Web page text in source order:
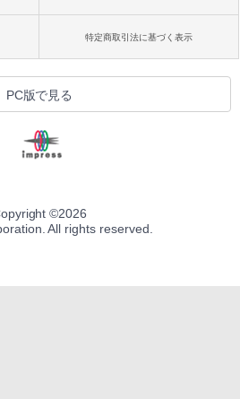
特定商取引法に基づく表示
PC版で見る
©2026
All rights reserved.